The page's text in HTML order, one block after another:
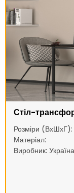
Стіл-
Розміри (ВхШхГ):
Матеріал:
Виробник: Україна